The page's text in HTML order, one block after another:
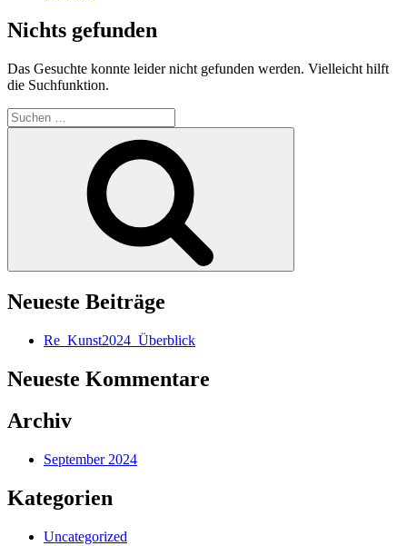
Nichts gefunden
Das Gesuchte konnte leider nicht gefunden werden. Vielleicht hilft
die Suchfunktion.
Suchen
nach:
Neueste Beiträge
Re_Kunst2024_Überblick
Neueste Kommentare
Archiv
September 2024
Kategorien
Uncategorized